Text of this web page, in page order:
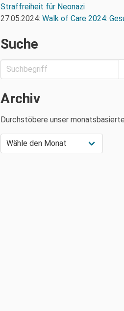
Straffreiheit für Neonazi
27.05.2024: Walk of Care 2024:
Suche
Archiv
Durchstöbere unser